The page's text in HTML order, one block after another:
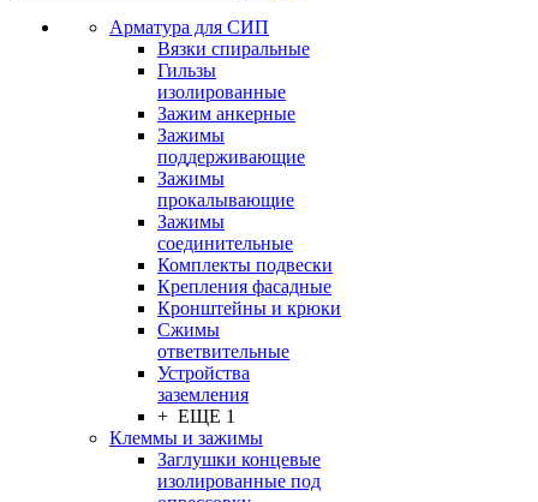
Арматура для СИП
Вязки спиральные
Гильзы
изолированные
Зажим анкерные
Зажимы
поддерживающие
Зажимы
прокалывающие
Зажимы
соединительные
Комплекты подвески
Крепления фасадные
Кронштейны и крюки
Сжимы
ответвительные
Устройства
заземления
+ ЕЩЕ 1
Клеммы и зажимы
Заглушки концевые
изолированные под